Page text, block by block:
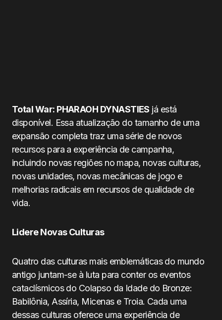
Total War: PHARAOH DYNASTIES já está
disponível. Essa atualização do tamanho de uma
expansão completa traz uma série de novos
recursos para a experiência de campanha,
incluindo novas regiões no mapa, novas culturas,
novas unidades, novas mecânicas de jogo e
melhorias radicais em recursos de qualidade de
vida.
Lidere Novas Culturas
Quatro das culturas mais emblemáticas do mundo
antigo juntam-se à luta para conter os eventos
cataclísmicos do Colapso da Idade do Bronze:
Babilônia, Assíria, Micenas e Troia. Cada uma
dessas culturas oferece uma experiência de